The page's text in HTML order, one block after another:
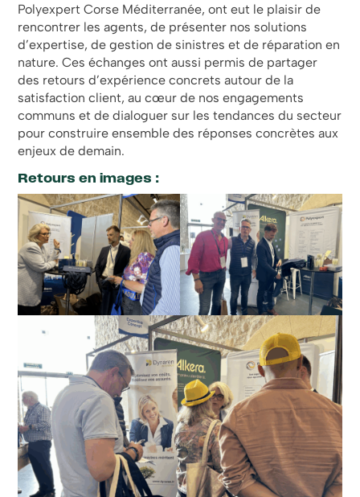
Polyexpert Corse Méditerranée, ont eut le plaisir de
rencontrer les agents, de présenter nos solutions
d’expertise, de gestion de sinistres et de réparation en
nature. Ces échanges ont aussi permis de partager
des retours d’expérience concrets autour de la
satisfaction client, au cœur de nos engagements
communs et de dialoguer sur les tendances du secteur
pour construire ensemble des réponses concrètes aux
enjeux de demain.
Retours en images :